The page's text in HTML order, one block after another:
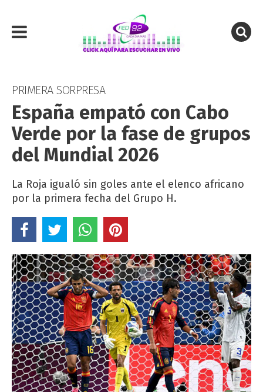
PRIMERA SORPRESA
España empató con Cabo
Verde por la fase de grupos
del Mundial 2026
La Roja igualó sin goles ante el elenco africano
por la primera fecha del Grupo H.